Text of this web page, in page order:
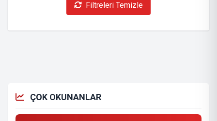
Filtreleri Temizle
ÇOK OKUNANLAR